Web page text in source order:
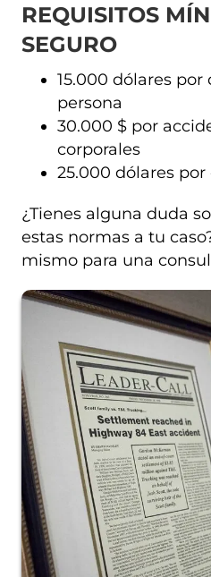
REQUISITOS
SEGURO
15.000 dólares
persona
30.000 $ por
corporales
25.000 dólares
¿Tienes alguna duda
estas normas a tu
mismo para una